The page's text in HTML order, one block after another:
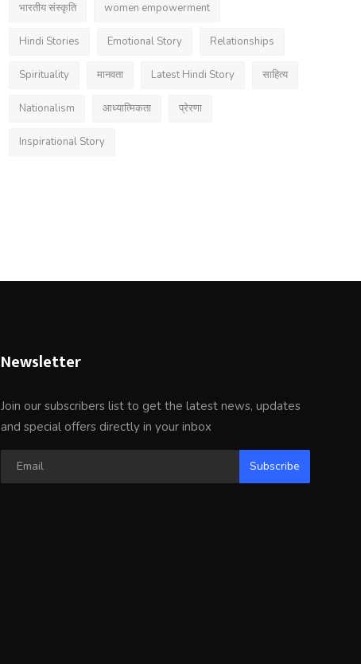
भारतीय संस्कृति women empowerment
Hindi Stories Emotional Story Relationships
Spirituality मानवता Latest Hindi Story साहित्य
Nationalism आध्यात्मिकता प्रेरणा
Inspirational Story
Newsletter
Join our subscribers list to get the latest news, updates
and special offers directly in your inbox
Subscribe